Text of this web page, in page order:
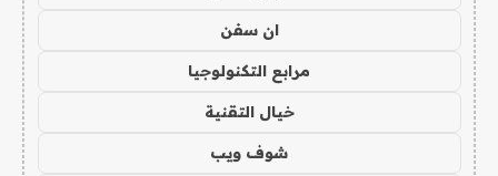
ان سفن
مرابع التكنولوجيا
خيال التقنية
شوف ويب